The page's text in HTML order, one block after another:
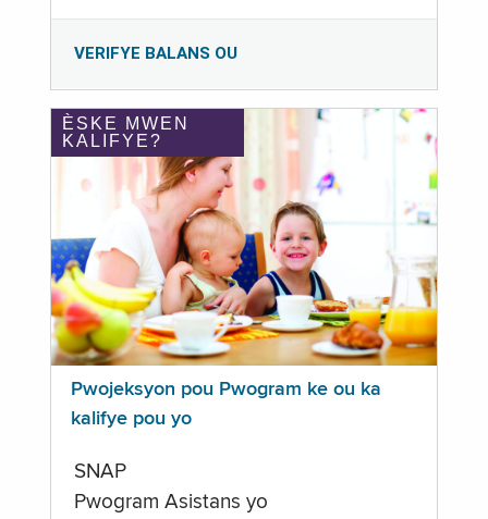
VERIFYE BALANS OU
ÈSKE MWEN
KALIFYE?
Pwojeksyon pou Pwogram ke ou ka
kalifye pou yo
SNAP
Pwogram Asistans yo